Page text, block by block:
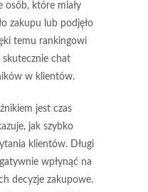
osób, które miały
zakupu lub podjęło
temu rankingowi
skutecznie chat
w klientów.
jest czas
jak szybko
klientów. Długi
wpłynąć na
decyzje zakupowe.